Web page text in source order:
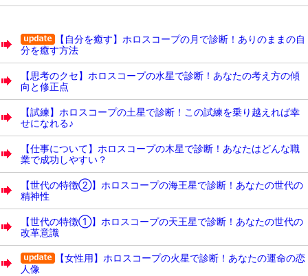
【自分を癒す】ホロスコープの月で診断！ありのままの自
分を癒す方法
【思考のクセ】ホロスコープの水星で診断！あなたの考え方の傾
向と修正点
【試練】ホロスコープの土星で診断！この試練を乗り越えれば幸
せになれる♪
【仕事について】ホロスコープの木星で診断！あなたはどんな職
業で成功しやすい？
【世代の特徴②】ホロスコープの海王星で診断！あなたの世代の
精神性
【世代の特徴①】ホロスコープの天王星で診断！あなたの世代の
改革意識
【女性用】ホロスコープの火星で診断！あなたの運命の恋
人像